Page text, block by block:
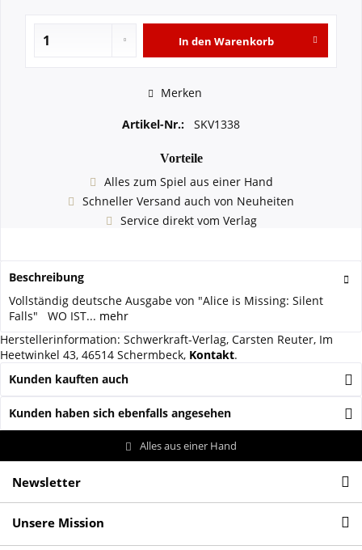
In den Warenkorb
Merken
Artikel-Nr.: SKV1338
Vorteile
Alles zum Spiel aus einer Hand
Schneller Versand auch von Neuheiten
Service direkt vom Verlag
Beschreibung
Vollständig deutsche Ausgabe von "Alice is Missing: Silent
Falls" WO IST... mehr
Herstellerinformation: Schwerkraft-Verlag, Carsten Reuter, Im
Heetwinkel 43, 46514 Schermbeck, Kontakt.
Kunden kauften auch
Kunden haben sich ebenfalls angesehen
Alles aus einer Hand
Newsletter
Unsere Mission